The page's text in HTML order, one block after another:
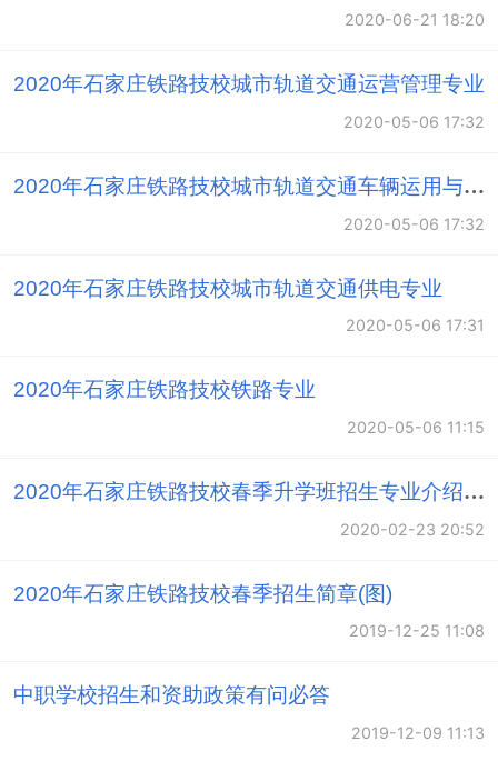
2020-06-21 18:20
2020年石家庄铁路技校城市轨道交通运营管理专业
2020-05-06 17:32
2020年石家庄铁路技校城市轨道交通车辆运用与检修专业
2020-05-06 17:32
2020年石家庄铁路技校城市轨道交通供电专业
2020-05-06 17:31
2020年石家庄铁路技校铁路专业
2020-05-06 11:15
2020年石家庄铁路技校春季升学班招生专业介绍(图)
2020-02-23 20:52
2020年石家庄铁路技校春季招生简章(图)
2019-12-25 11:08
中职学校招生和资助政策有问必答
2019-12-09 11:13